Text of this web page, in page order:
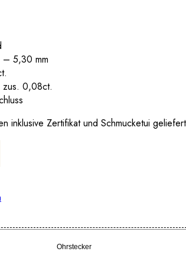
5,30 mm
zus. 0,08ct.
inklusive Zertifikat und Schmucketui
Ohrstecker